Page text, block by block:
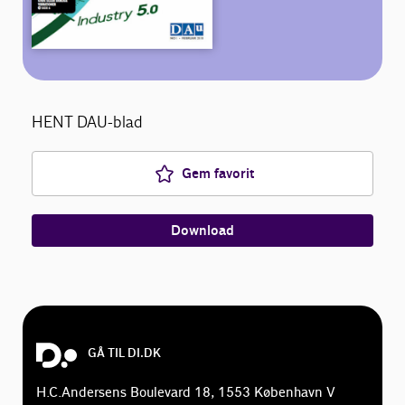
Bliv medlem
HENT DAU-blad
Gem favorit
Download
GÅ TIL DI.DK
H.C.Andersens Boulevard 18, 1553 København V